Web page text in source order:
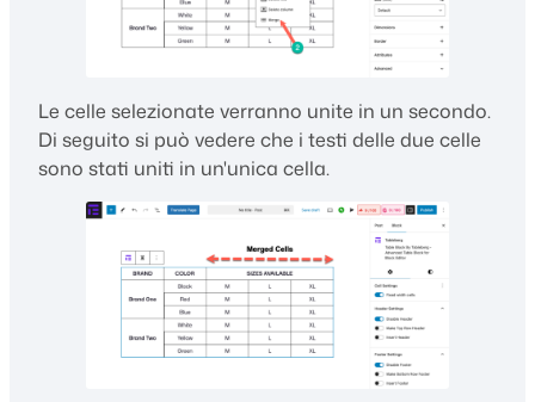
Le celle selezionate verranno unite in un secondo.
Di seguito si può vedere che i testi delle due celle
sono stati uniti in un'unica cella.